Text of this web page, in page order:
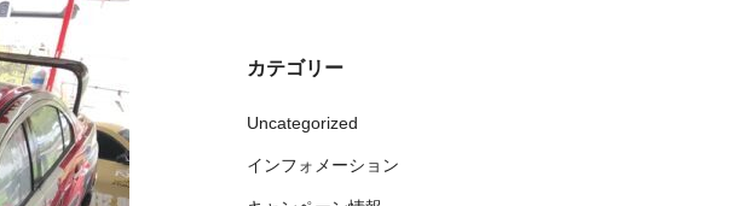
カテゴリー
Uncategorized
インフォメーション